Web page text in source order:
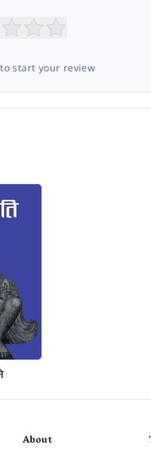
start your review
About